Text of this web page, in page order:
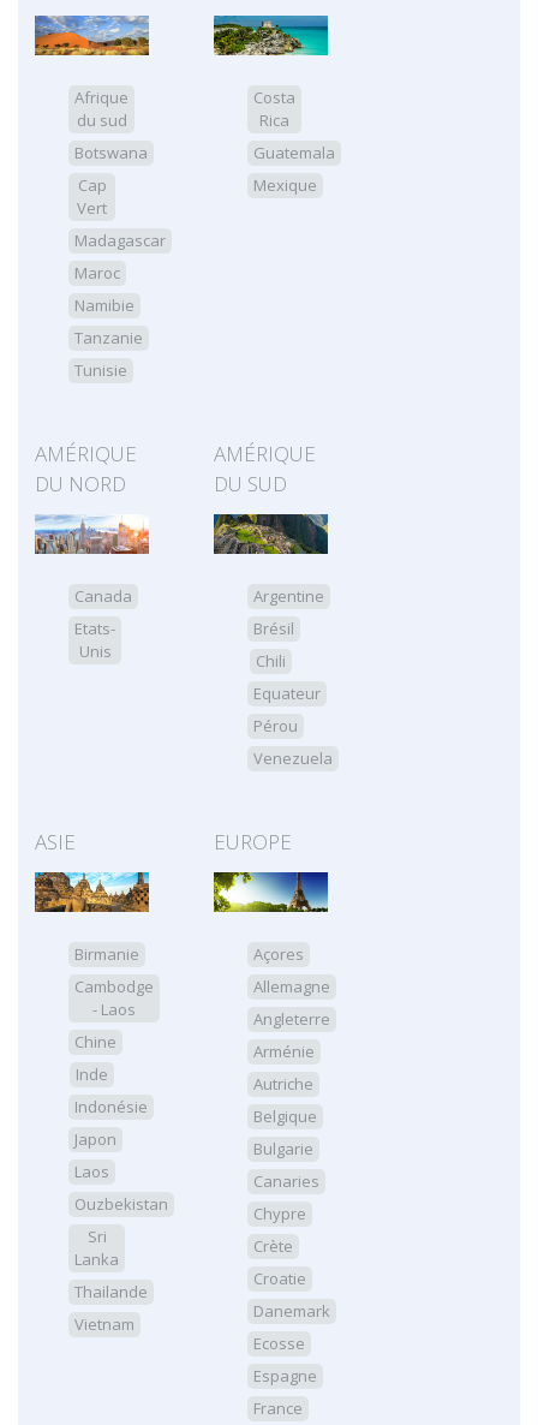
Afrique
du sud
Botswana
Cap
Vert
Madagascar
Maroc
Namibie
Tanzanie
Tunisie
Costa
Rica
Guatemala
Mexique
AMÉRIQUE
DU NORD
Canada
Etats-
Unis
AMÉRIQUE
DU SUD
Argentine
Brésil
Chili
Equateur
Pérou
Venezuela
ASIE
Birmanie
Cambodge
- Laos
Chine
Inde
Indonésie
Japon
Laos
Ouzbekistan
Sri
Lanka
Thailande
Vietnam
EUROPE
Açores
Allemagne
Angleterre
Arménie
Autriche
Belgique
Bulgarie
Canaries
Chypre
Crète
Croatie
Danemark
Ecosse
Espagne
France